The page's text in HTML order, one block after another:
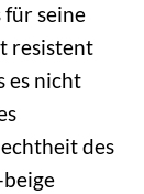
für seine
resistent
es nicht
des